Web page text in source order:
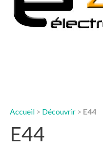
Accueil > Découvrir > E44
E44